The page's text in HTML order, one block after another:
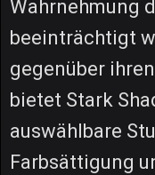
Wahrnehmung
beeinträchtigt
gegenüber
bietet Stark
auswählbare
Farbsättigung